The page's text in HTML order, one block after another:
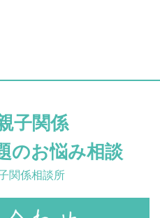
子関係
のお悩み相談
関係相談所